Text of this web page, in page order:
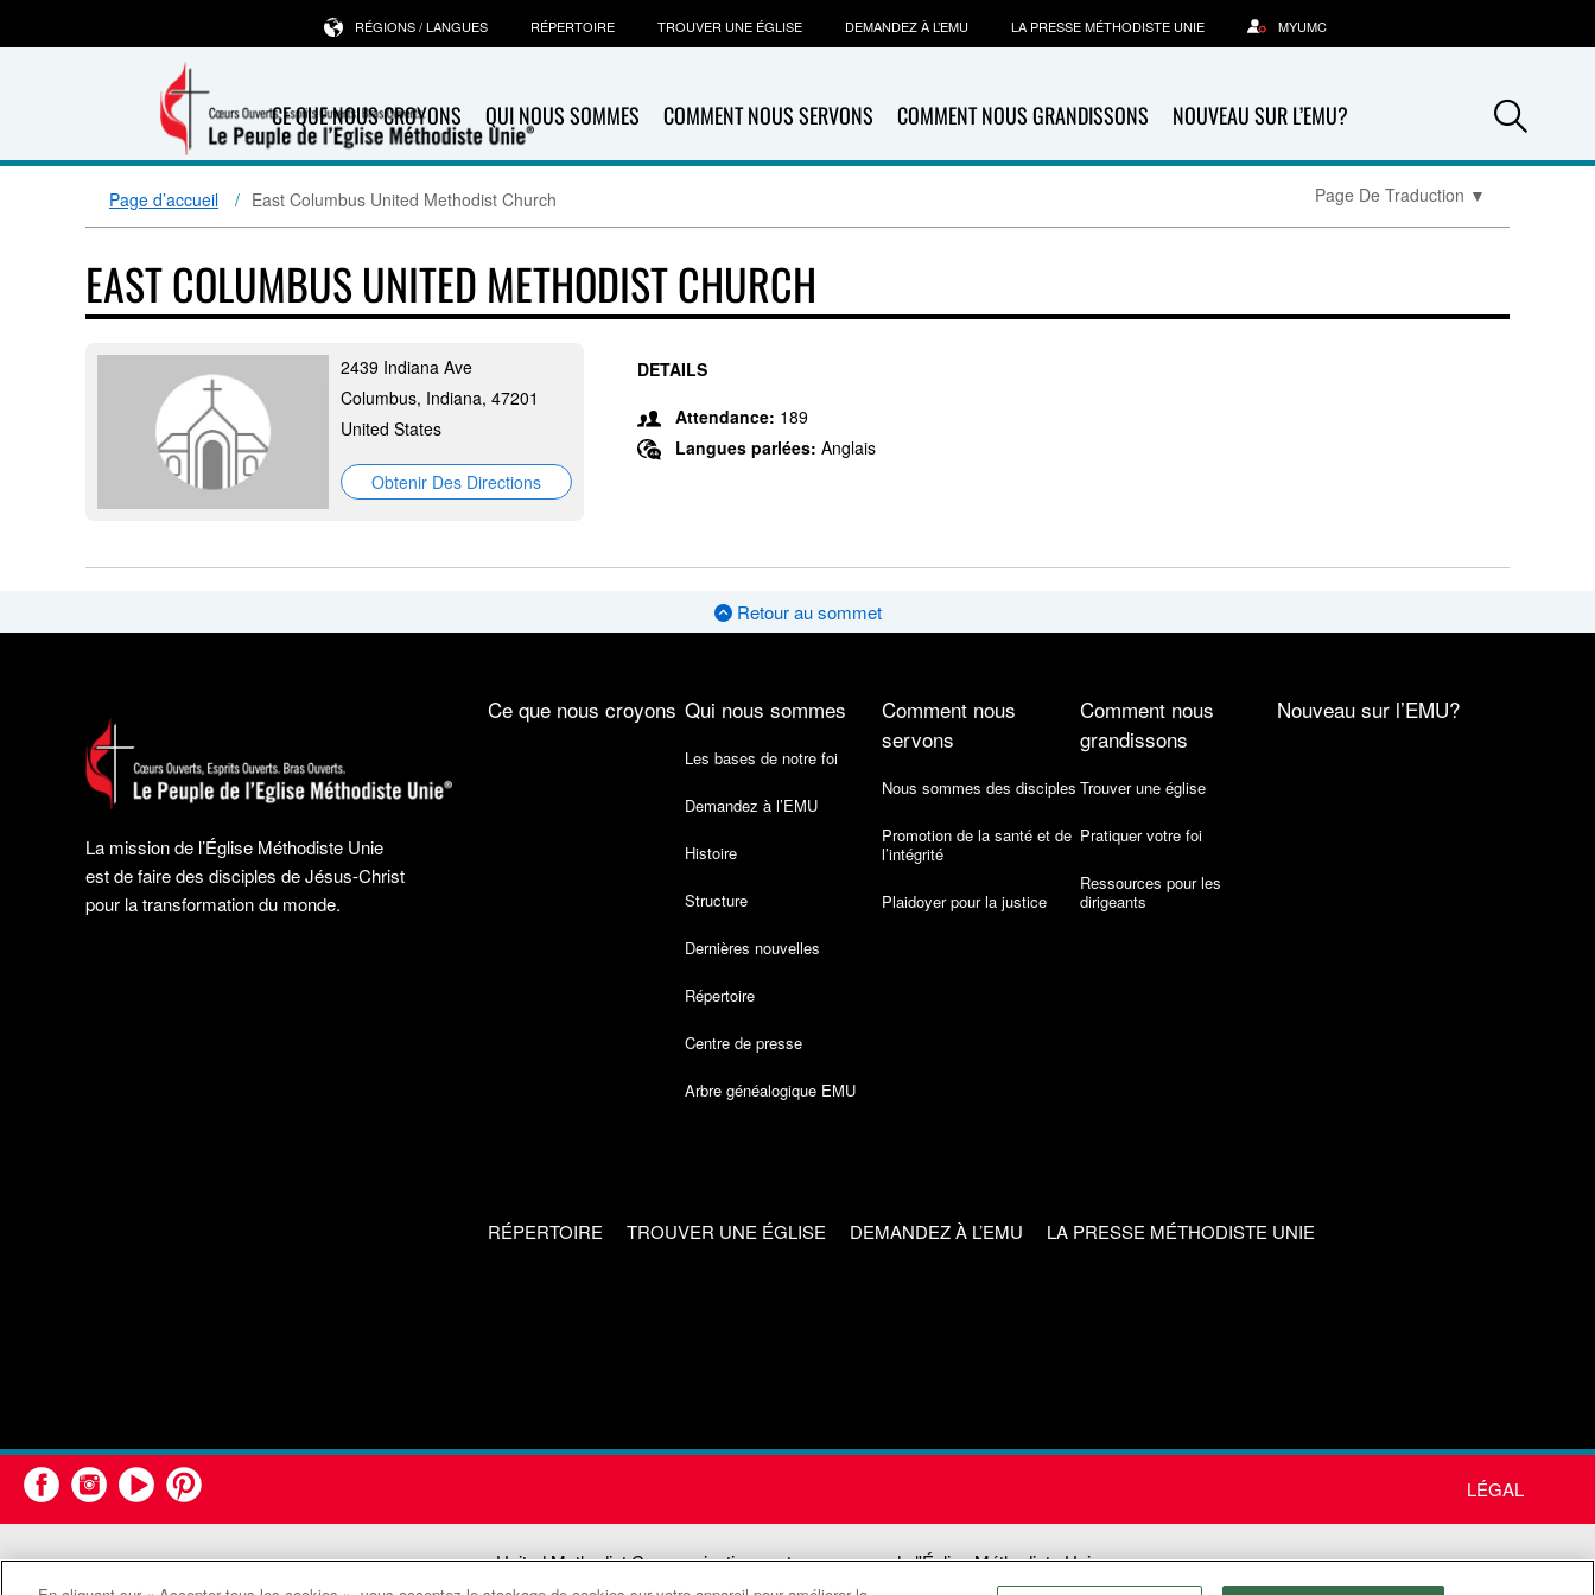
CE QUE NOUS CROYONS QUI NOUS SOMMES COMMENT NOUS SERVONS COMMENT NOUS GRANDISSONS NOUVEAU SUR L’EMU?
RÉGIONS / LANGUES RÉPERTOIRE TROUVER UNE ÉGLISE DEMANDEZ À L’EMU LA PRESSE MÉTHODISTE UNIE MYUMC
Page d’accueil East Columbus United Methodist Church Page De Traduction ▼
EAST COLUMBUS UNITED METHODIST CHURCH
2439 Indiana Ave
Columbus, Indiana, 47201
United States
Obtenir Des Directions
DETAILS
Attendance: 189
Langues parlées: Anglais
Retour au sommet
La mission de l’Église Méthodiste Unie
est de faire des disciples de Jésus-Christ
pour la transformation du monde.
Ce que nous croyons Qui nous sommes
Les bases de notre foi
Demandez à l’EMU
Histoire
Structure
Dernières nouvelles
Répertoire
Centre de presse
Arbre généalogique EMU
Comment nous
servons
Nous sommes des disciples
Promotion de la santé et de
l’intégrité
Plaidoyer pour la justice
Comment nous
grandissons
Trouver une église
Pratiquer votre foi
Ressources pour les
dirigeants
Nouveau sur l’EMU?
RÉPERTOIRE TROUVER UNE ÉGLISE DEMANDEZ À L’EMU LA PRESSE MÉTHODISTE UNIE
LÉGAL
United Methodist Communications est une agence de l'Église Méthodiste Unie